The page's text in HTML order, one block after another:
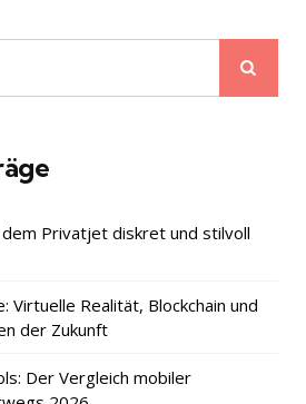
Privatjet diskret und stilvoll
Virtuelle Realität, Blockchain und
der Zukunft
Der Vergleich mobiler